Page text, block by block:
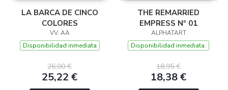
LA BARCA DE CINCO
COLORES
VV. AA
Disponibilidad inmediata
26,00 €
25,22 €
THE REMARRIED
EMPRESS Nº 01
ALPHATART
Disponibilidad inmediata.
18,95 €
18,38 €